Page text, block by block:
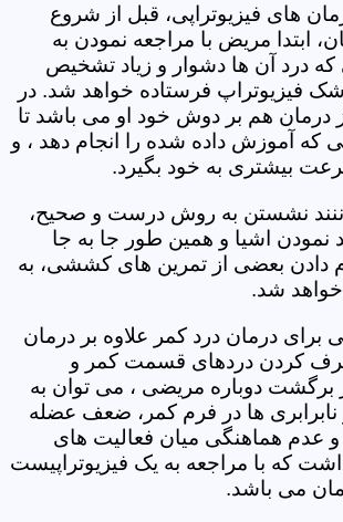
های فیزیوتراپی، قبل از شروع
ابتدا مریض با مراجعه نمودن به
درد آن ها دشوار و زیاد تشخیص
فیزیوتراپ فرستاده خواهد شد. در
درمان هم بر دوش خود او می باشد تا
که آموزش داده شده را انجام دهد ، و
بیشتری به خود بگیرد.
نشستن به روش درست و صحیح،
نمودن اشیا و همین طور جا به جا
دادن بعضی از تمرین های کششی، به
شد.
برای درمان درد کمر علاوه بر درمان
کردن دردهای قسمت کمر و
برگشت دوباره مریضی ، می توان به
ها در فرم کمر، ضعف عضله
عدم هماهنگی میان فعالیت های
که با مراجعه به یک فیزیوتراپیست
می باشد.